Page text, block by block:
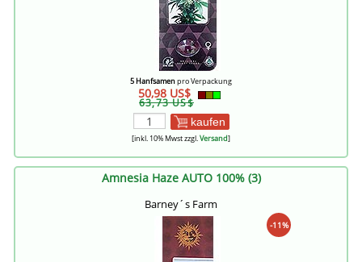
5 Hanfsamenpro Verpackung
50,98 US$
63,73 US$
kaufen
[inkl. 10% Mwst zzgl.Versand]
Amnesia Haze AUTO 100% (3)
Barney´s Farm
-11%